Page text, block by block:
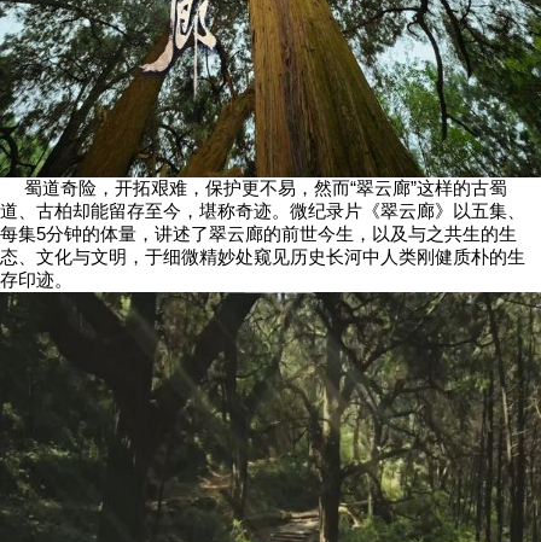
蜀道奇险，开拓艰难，保护更不易，然而“翠云廊”这样的古蜀
道、古柏却能留存至今，堪称奇迹。微纪录片《翠云廊》以五集、
每集5分钟的体量，讲述了翠云廊的前世今生，以及与之共生的生
态、文化与文明，于细微精妙处窥见历史长河中人类刚健质朴的生
存印迹。